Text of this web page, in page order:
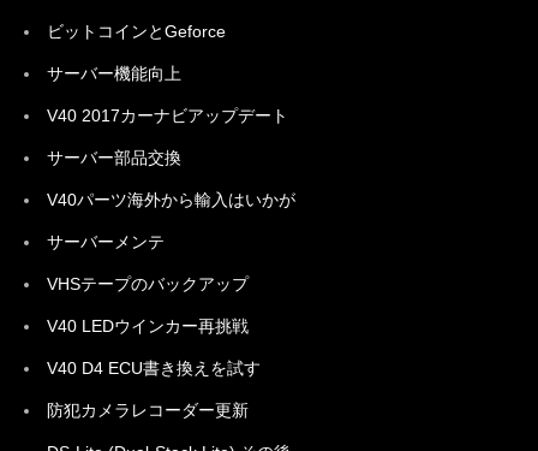
ビットコインとGeforce
サーバー機能向上
V40 2017カーナビアップデート
サーバー部品交換
V40パーツ海外から輸入はいかが
サーバーメンテ
VHSテープのバックアップ
V40 LEDウインカー再挑戦
V40 D4 ECU書き換えを試す
防犯カメラレコーダー更新